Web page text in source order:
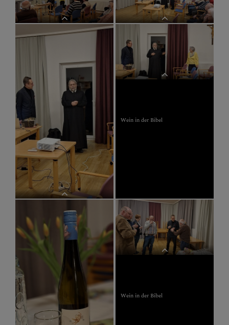
Wein in der Bibel Wein in der Bibel
Wein in der Bibel
Wein in der Bibel